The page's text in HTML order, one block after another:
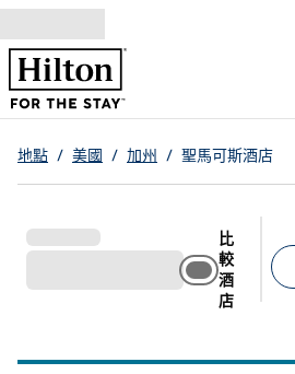
跳至內容
地點 / 美國 / 加州 / 聖馬可斯酒店
比
較
酒
店